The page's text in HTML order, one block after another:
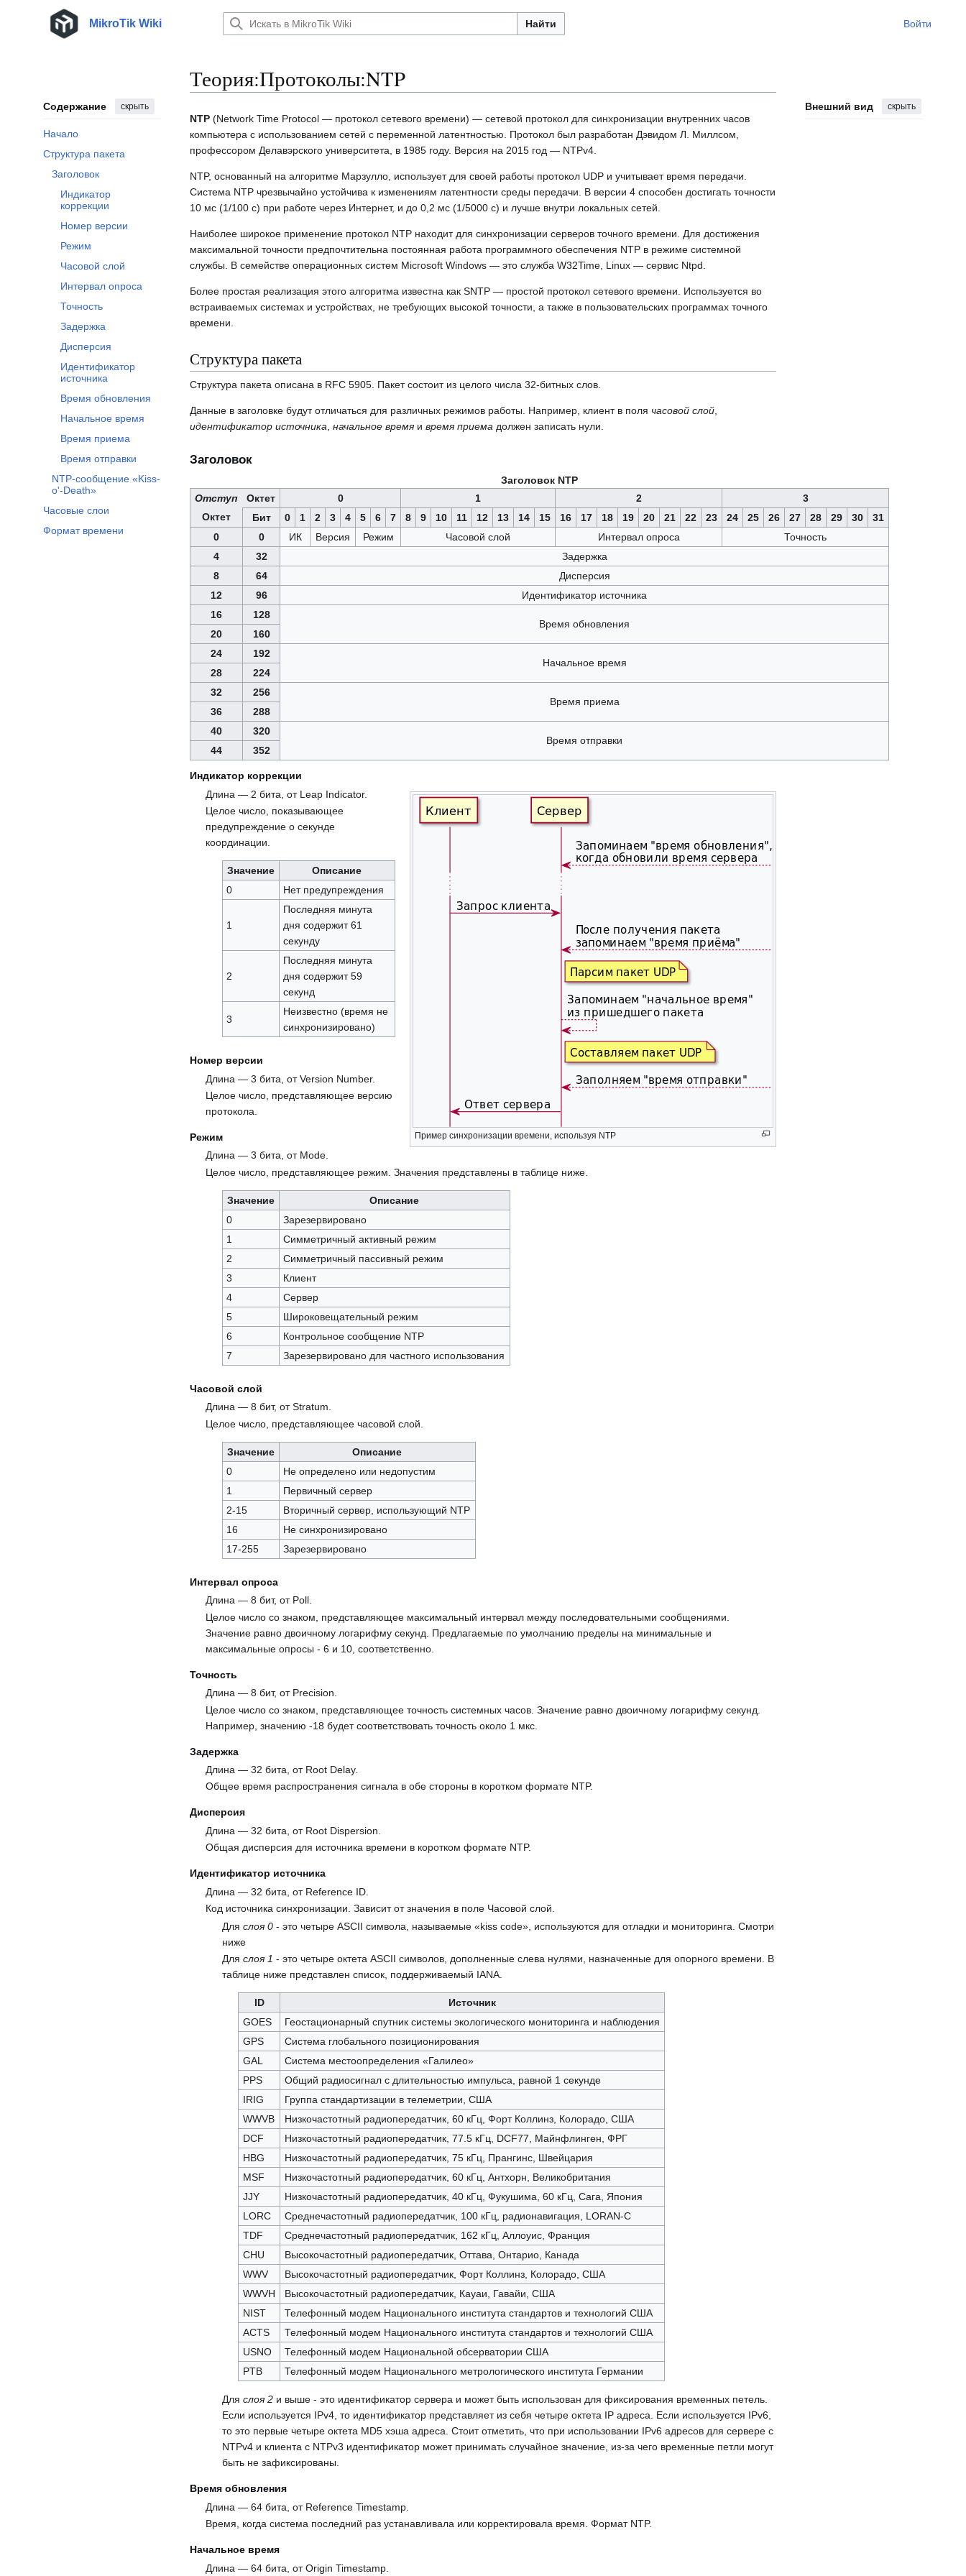
содержанию
MikroTik Wiki Найти Войти
Содержание скрыть
Начало
Структура пакета
Заголовок
Индикатор
коррекции
Номер версии
Режим
Часовой слой
Интервал опроса
Точность
Задержка
Дисперсия
Идентификатор
источника
Время обновления
Начальное время
Время приема
Время отправки
NTP-сообщение «Kiss-
o'-Death»
Часовые слои
Формат времени
Теория:Протоколы:NTP
Внешний вид скрыть
NTP (Network Time Protocol — протокол сетевого времени) — сетевой протокол для синхронизации внутренних часов
компьютера с использованием сетей с переменной латентностью. Протокол был разработан Дэвидом Л. Миллсом,
профессором Делавэрского университета, в 1985 году. Версия на 2015 год — NTPv4.
NTP, основанный на алгоритме Марзулло, использует для своей работы протокол UDP и учитывает время передачи.
Система NTP чрезвычайно устойчива к изменениям латентности среды передачи. В версии 4 способен достигать точности
10 мс (1/100 с) при работе через Интернет, и до 0,2 мс (1/5000 с) и лучше внутри локальных сетей.
Наиболее широкое применение протокол NTP находит для синхронизации серверов точного времени. Для достижения
максимальной точности предпочтительна постоянная работа программного обеспечения NTP в режиме системной
службы. В семействе операционных систем Microsoft Windows — это служба W32Time, Linux — сервис Ntpd.
Более простая реализация этого алгоритма известна как SNTP — простой протокол сетевого времени. Используется во
встраиваемых системах и устройствах, не требующих высокой точности, а также в пользовательских программах точного
времени.
Структура пакета
Структура пакета описана в RFC 5905. Пакет состоит из целого числа 32-битных слов.
Данные в заголовке будут отличаться для различных режимов работы. Например, клиент в поля часовой слой
идентификатор источника начальное время и время приема должен записать нули.
Заголовок
Заголовок NTP
Отступ
Октет 0 1 2
3
Октет
Бит 0 1 2 3 4 5 6 7 8 9 10 11 12 13 14 15 16 17 18 19 20 21 22 23 24 25 26 27 28 29 30
31
0
0 ИК Версия Режим Часовой слой Интервал опроса
Точность
4
32
Задержка
8
64
Дисперсия
12
96
Идентификатор источника
16
128
Время обновления
20
160
24
192
Начальное время
28
224
32
256
Время приема
36
288
40
320
Время отправки
44
352
Индикатор коррекции
Пример синхронизации времени, используя NTP
Длина — 2 бита, от Leap Indicator.
Целое число, показывающее
предупреждение о секунде
координации.
Значение
Описание
0
Нет предупреждения
1
Последняя минута
дня содержит 61
секунду
2
Последняя минута
дня содержит 59
секунд
3
Неизвестно (время не
синхронизировано)
Номер версии
Длина — 3 бита, от Version Number.
Целое число, представляющее версию
протокола.
Режим
Длина — 3 бита, от Mode.
Целое число, представляющее режим. Значения представлены в таблице ниже.
Значение
Описание
0
Зарезервировано
1
Симметричный активный режим
2
Симметричный пассивный режим
3
Клиент
4
Сервер
5
Широковещательный режим
6
Контрольное сообщение NTP
7
Зарезервировано для частного использования
Часовой слой
Длина — 8 бит, от Stratum.
Целое число, представляющее часовой слой.
Значение
Описание
0
Не определено или недопустим
1
Первичный сервер
2-15
Вторичный сервер, использующий NTP
16
Не синхронизировано
17-255
Зарезервировано
Интервал опроса
Длина — 8 бит, от Poll.
Целое число со знаком, представляющее максимальный интервал между последовательными сообщениями.
Значение равно двоичному логарифму секунд. Предлагаемые по умолчанию пределы на минимальные и
максимальные опросы - 6 и 10, соответственно.
Точность
Длина — 8 бит, от Precision.
Целое число со знаком, представляющее точность системных часов. Значение равно двоичному логарифму секунд.
Например, значению -18 будет соответствовать точность около 1 мкс.
Задержка
Длина — 32 бита, от Root Delay.
Общее время распространения сигнала в обе стороны в коротком формате NTP.
Дисперсия
Длина — 32 бита, от Root Dispersion.
Общая дисперсия для источника времени в коротком формате NTP.
Идентификатор источника
Длина — 32 бита, от Reference ID.
Код источника синхронизации. Зависит от значения в поле Часовой слой.
Для слоя 0- это четыре ASCII символа, называемые «kiss code», используются для отладки и мониторинга. Смотри
ниже
Для слоя 1 - это четыре октета ASCII символов, дополненные слева нулями, назначенные для опорного времени. В
таблице ниже представлен список, поддерживаемый IANA.
ID
Источник
GOES
Геостационарный спутник системы экологического мониторинга и наблюдения
GPS
Система глобального позиционирования
GAL
Система местоопределения «Галилео»
PPS
Общий радиосигнал с длительностью импульса, равной 1 секунде
IRIG
Группа стандартизации в телеметрии, США
WWVB
Низкочастотный радиопередатчик, 60 кГц, Форт Коллинз, Колорадо, США
DCF
Низкочастотный радиопередатчик, 77.5 кГц, DCF77, Майнфлинген, ФРГ
HBG
Низкочастотный радиопередатчик, 75 кГц, Прангинс, Швейцария
MSF
Низкочастотный радиопередатчик, 60 кГц, Антхорн, Великобритания
JJY
Низкочастотный радиопередатчик, 40 кГц, Фукушима, 60 кГц, Сага, Япония
LORC
Среднечастотный радиопередатчик, 100 кГц, радионавигация, LORAN-C
TDF
Среднечастотный радиопередатчик, 162 кГц, Аллоуис, Франция
CHU
Высокочастотный радиопередатчик, Оттава, Онтарио, Канада
WWV
Высокочастотный радиопередатчик, Форт Коллинз, Колорадо, США
WWVH
Высокочастотный радиопередатчик, Кауаи, Гавайи, США
NIST
Телефонный модем Национального института стандартов и технологий США
ACTS
Телефонный модем Национального института стандартов и технологий США
USNO
Телефонный модем Национальной обсерватории США
PTB
Телефонный модем Национального метрологического института Германии
Для слоя 2и выше - это идентификатор сервера и может быть использован для фиксирования временных петель.
Если используется IPv4, то идентификатор представляет из себя четыре октета IP адреса. Если используется IPv6,
то это первые четыре октета MD5 хэша адреса. Стоит отметить, что при использовании IPv6 адресов для сервере с
NTPv4 и клиента с NTPv3 идентификатор может принимать случайное значение, из-за чего временные петли могут
быть не зафиксированы.
Время обновления
Длина — 64 бита, от Reference Timestamp.
Время, когда система последний раз устанавливала или корректировала время. Формат NTP.
Начальное время
Длина — 64 бита, от Origin Timestamp.